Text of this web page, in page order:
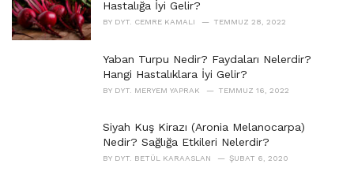
s
:
Hastalığa İyi Gelir?
BY DYT. CEMRE KAMALI TEMMUZ 28, 2022
Yaban Turpu Nedir? Faydaları Nelerdir?
Hangi Hastalıklara İyi Gelir?
BY DYT. MERYEM YAPRAK TEMMUZ 16, 2022
Siyah Kuş Kirazı (Aronia Melanocarpa)
Nedir? Sağlığa Etkileri Nelerdir?
BY DYT. BETÜL KARAASLAN ŞUBAT 6, 2020